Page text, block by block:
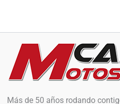
Más de 50 años rodando